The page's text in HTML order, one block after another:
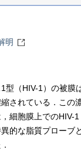
明
型（HIV-1）の被膜
されている．この
細胞膜上でのHIV-
的な脂質プローブ